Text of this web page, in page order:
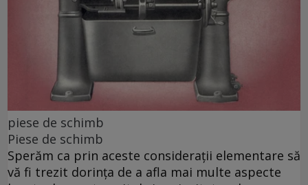
piese de schimb
Piese de schimb
Sperăm ca prin aceste considerații elementare să
vă fi trezit dorința de a afla mai multe aspecte